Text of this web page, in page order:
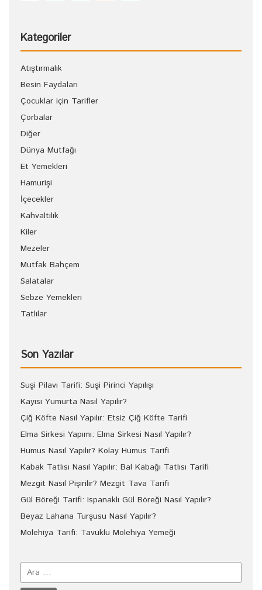
Kategoriler
Atıştırmalık
Besin Faydaları
Çocuklar için Tarifler
Çorbalar
Diğer
Dünya Mutfağı
Et Yemekleri
Hamurişi
İçecekler
Kahvaltılık
Kiler
Mezeler
Mutfak Bahçem
Salatalar
Sebze Yemekleri
Tatlılar
Son Yazılar
Suşi Pilavı Tarifi: Suşi Pirinci Yapılışı
Kayısı Yumurta Nasıl Yapılır?
Çiğ Köfte Nasıl Yapılır: Etsiz Çiğ Köfte Tarifi
Elma Sirkesi Yapımı: Elma Sirkesi Nasıl Yapılır?
Humus Nasıl Yapılır? Kolay Humus Tarifi
Kabak Tatlısı Nasıl Yapılır: Bal Kabağı Tatlısı Tarifi
Mezgit Nasıl Pişirilir? Mezgit Tava Tarifi
Gül Böreği Tarifi: Ispanaklı Gül Böreği Nasıl Yapılır?
Beyaz Lahana Turşusu Nasıl Yapılır?
Molehiya Tarifi: Tavuklu Molehiya Yemeği